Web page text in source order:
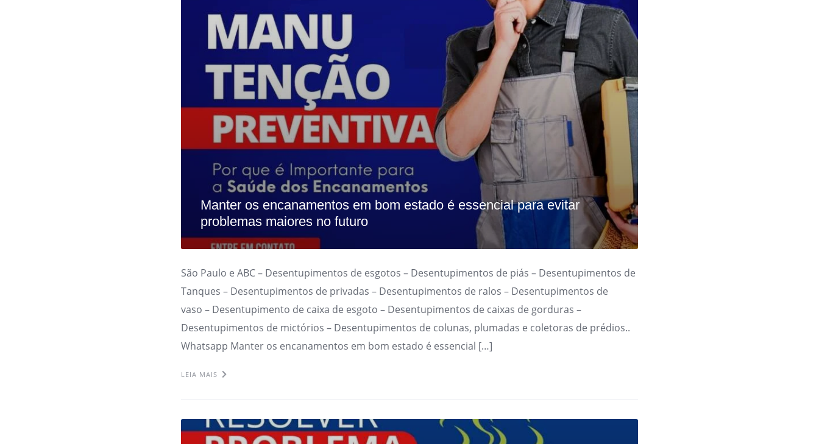
Manter os encanamentos em bom estado é essencial para evitar
problemas maiores no futuro
São Paulo e ABC – Desentupimentos de esgotos – Desentupimentos de piás – Desentupimentos de
Tanques – Desentupimentos de privadas – Desentupimentos de ralos – Desentupimentos de
vaso – Desentupimento de caixa de esgoto – Desentupimentos de caixas de gorduras –
Desentupimentos de mictórios – Desentupimentos de colunas, plumadas e coletoras de prédios..
Whatsapp Manter os encanamentos em bom estado é essencial […]
LEIA MAIS